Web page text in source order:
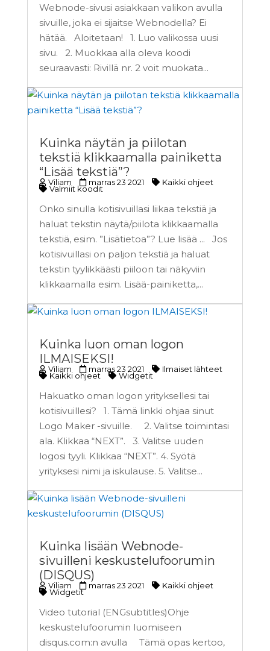
Webnode-sivusi asiakkaan valikon avulla
sivuille, joka ei sijaitse Webnodella? Ei
hätää. Aloitetaan! 1. Luo valikossa uusi
sivu. 2. Muokkaa alla oleva koodi
seuraavasti: Rivillä nr. 2 voit muokata...
Kuinka näytän ja piilotan
tekstiä klikkaamalla painiketta
“Lisää tekstiä”?
Viliam marras 23 2021 Kaikki ohjeet
Valmiit koodit
Onko sinulla kotisivuillasi liikaa tekstiä ja
haluat tekstin näytä/piilota klikkaamalla
tekstiä, esim. ”Lisätietoa”? Lue lisää ... Jos
kotisivuillasi on paljon tekstiä ja haluat
tekstin tyylikkäästi piiloon tai näkyviin
klikkaamalla esim. Lisää-painiketta,...
Kuinka luon oman logon
ILMAISEKSI!
Viliam marras 23 2021 Ilmaiset lähteet
Kaikki ohjeet Widgetit
Hakuatko oman logon yrityksellesi tai
kotisivuillesi? 1. Tämä linkki ohjaa sinut
Logo Maker -sivuille. 2. Valitse toimintasi
ala. Klikkaa “NEXT”. 3. Valitse uuden
logosi tyyli. Klikkaa “NEXT”. 4. Syötä
yrityksesi nimi ja iskulause. 5. Valitse...
Kuinka lisään Webnode-
sivuilleni keskustelufoorumin
(DISQUS)
Viliam marras 23 2021 Kaikki ohjeet
Widgetit
Video tutorial (ENGsubtitles)Ohje
keskustelufoorumin luomiseen
disqus.com:n avulla Tämä opas kertoo,